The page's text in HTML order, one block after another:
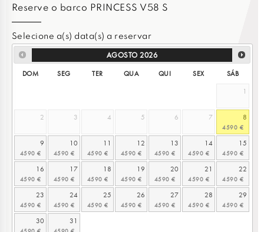
Reserve o barco PRINCESS V58 S
Selecione a(s) data(s) a reservar
AGOSTO 2026
DOM SEG TER QUA QUI SEX
SÁB
1
2 3 4 5 6 7 8
9 10 11 12 13 14 15
16 17 18 19 20 21 22
23 24 25 26 27 28 29
30 31